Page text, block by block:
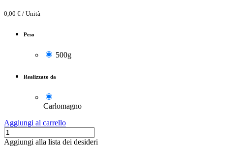
0,00 € / Unità
Peso
500g
Realizzato da
Carlomagno
Aggiungi al carrello
Aggiungi alla lista dei desideri